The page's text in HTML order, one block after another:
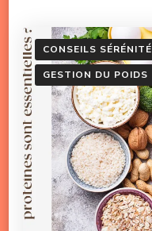
CONSEILS SÉRÉNITÉ
GESTION DU POIDS